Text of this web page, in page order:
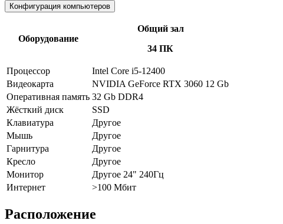
Конфигурация компьютеров
Оборудование
Общий зал
34 ПК
Процессор
Intel Core i5-12400
Видеокарта
NVIDIA GeForce RTX 3060 12 Gb
Оперативная память 32 Gb DDR4
Жёсткий диск
SSD
Клавиатура
Другое
Мышь
Другое
Гарнитура
Другое
Кресло
Другое
Монитор
Другое 24" 240Гц
Интернет
>100 Мбит
Расположение